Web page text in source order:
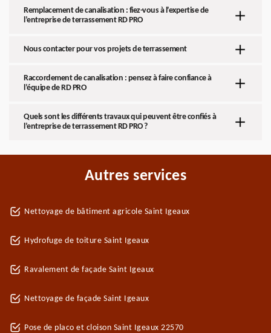
Remplacement de canalisation : fiez-vous à l’expertise de
l’entreprise de terrassement RD PRO
Nous contacter pour vos projets de terrassement
Raccordement de canalisation : pensez à faire confiance à
l’équipe de RD PRO
Quels sont les différents travaux qui peuvent être confiés à
l’entreprise de terrassement RD PRO ?
Autres services
Nettoyage de bâtiment agricole Saint Igeaux
Hydrofuge de toiture Saint Igeaux
Ravalement de façade Saint Igeaux
Nettoyage de façade Saint Igeaux
Pose de placo et cloison Saint Igeaux 22570